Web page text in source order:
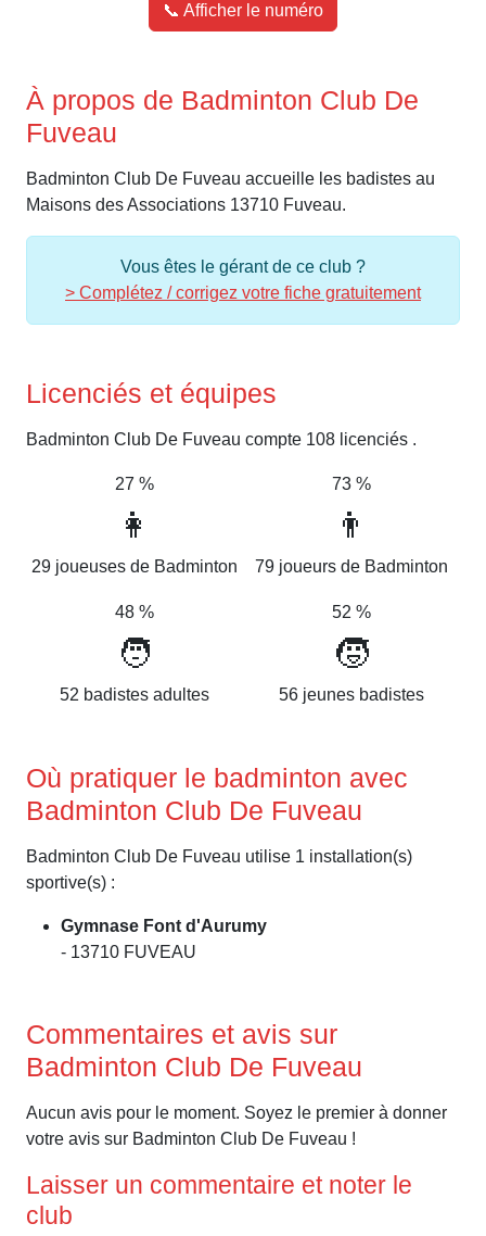
📞 Afficher le numéro
À propos de Badminton Club De
Fuveau
Badminton Club De Fuveau accueille les badistes au
Maisons des Associations 13710 Fuveau.
Vous êtes le gérant de ce club ?
> Complétez / corrigez votre fiche gratuitement
Licenciés et équipes
Badminton Club De Fuveau compte 108 licenciés .
27 % 73 %
👩 👨
29 joueuses de Badminton 79 joueurs de Badminton
48 % 52 %
🧑 🧒
52 badistes adultes 56 jeunes badistes
Où pratiquer le badminton avec
Badminton Club De Fuveau
Badminton Club De Fuveau utilise 1 installation(s)
sportive(s) :
Gymnase Font d'Aurumy
- 13710 FUVEAU
Commentaires et avis sur
Badminton Club De Fuveau
Aucun avis pour le moment. Soyez le premier à donner
votre avis sur Badminton Club De Fuveau !
Laisser un commentaire et noter le
club